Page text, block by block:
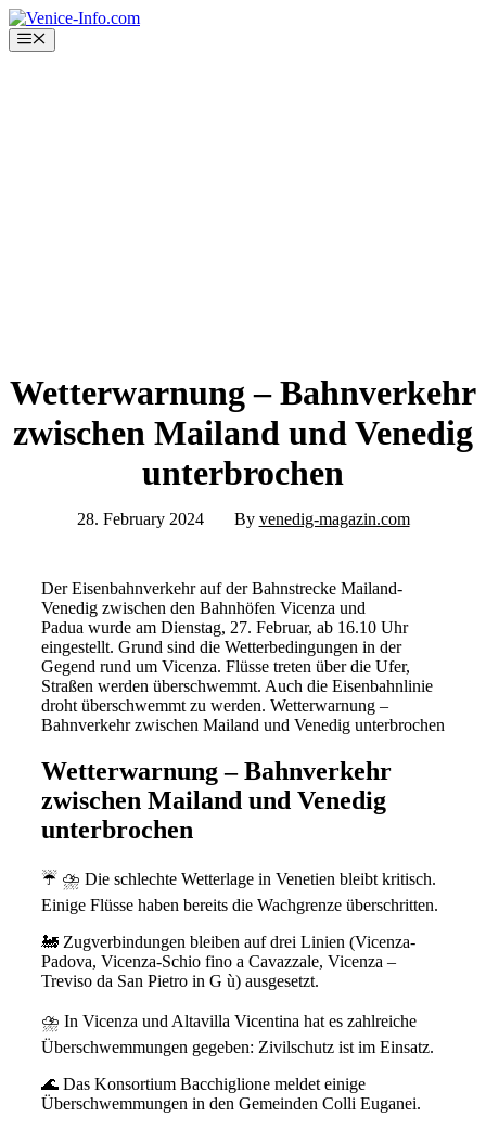
Skip
to
content
Menu
Wetterwarnung – Bahnverkehr
zwischen Mailand und Venedig
unterbrochen
28. February 2024 By venedig-magazin.com
Der Eisenbahnverkehr auf der Bahnstrecke Mailand-
Venedig zwischen den Bahnhöfen Vicenza und
Padua wurde am Dienstag, 27. Februar, ab 16.10 Uhr
eingestellt. Grund sind die Wetterbedingungen in der
Gegend rund um Vicenza. Flüsse treten über die Ufer,
Straßen werden überschwemmt. Auch die Eisenbahnlinie
droht überschwemmt zu werden. Wetterwarnung –
Bahnverkehr zwischen Mailand und Venedig unterbrochen
Wetterwarnung – Bahnverkehr
zwischen Mailand und Venedig
unterbrochen
☔️ ⛈️ Die schlechte Wetterlage in Venetien bleibt kritisch.
Einige Flüsse haben bereits die Wachgrenze überschritten.
🚂 Zugverbindungen bleiben auf drei Linien (Vicenza-
Padova, Vicenza-Schio fino a Cavazzale, Vicenza –
Treviso da San Pietro in G ù) ausgesetzt.
⛈️ In Vicenza und Altavilla Vicentina hat es zahlreiche
Überschwemmungen gegeben: Zivilschutz ist im Einsatz.
🌊 Das Konsortium Bacchiglione meldet einige
Überschwemmungen in den Gemeinden Colli Euganei.